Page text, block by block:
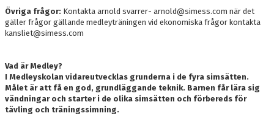
Övriga frågor: Kontakta arnold svarrer- arnold@simess.com när det
gäller frågor gällande medleyträningen vid ekonomiska frågor kontakta
kansliet@simess.com
Vad är Medley?
I Medleyskolan vidareutvecklas grunderna i de fyra simsätten.
Målet är att få en god, grundläggande teknik. Barnen får lära sig
vändningar och starter i de olika simsätten och förbereds för
tävling och träningssimning.